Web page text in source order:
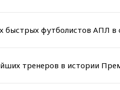
быстрых футболистов АПЛ в
тренеров в истории